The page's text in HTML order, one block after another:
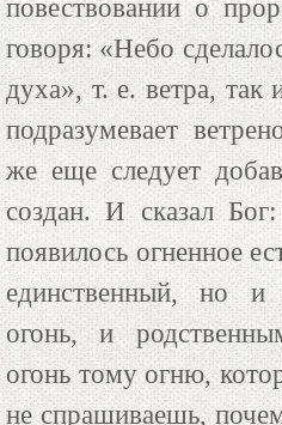
повествовании о
говоря: «Небо
духа», т. е. ветра,
подразумевает
же еще следует
создан. И сказал
появилось огненное
единственный, но
огонь, и
огонь тому огню,
не спрашиваешь,